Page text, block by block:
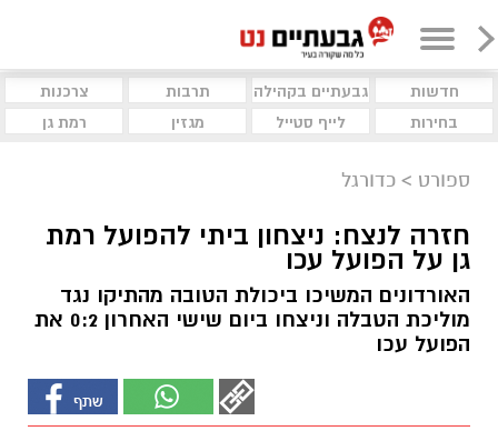
חדשות גבעתיים בקהילה תרבות
צרכנות
בחירות
לייף סטייל מגזין רמת גן
ספורט > כדורגל
חזרה לנצח: ניצחון ביתי להפועל רמת
גן על הפועל עכו
האורדונים המשיכו ביכולת הטובה מהתיקו נגד
מוליכת הטבלה וניצחו ביום שישי האחרון 0:2 את
הפועל עכו